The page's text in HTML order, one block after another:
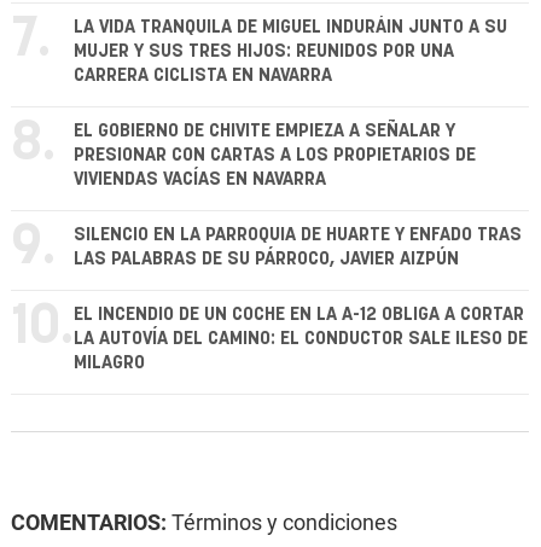
7.
LA VIDA TRANQUILA DE MIGUEL INDURÁIN JUNTO A SU
MUJER Y SUS TRES HIJOS: REUNIDOS POR UNA
CARRERA CICLISTA EN NAVARRA
8.
EL GOBIERNO DE CHIVITE EMPIEZA A SEÑALAR Y
PRESIONAR CON CARTAS A LOS PROPIETARIOS DE
VIVIENDAS VACÍAS EN NAVARRA
9.
SILENCIO EN LA PARROQUIA DE HUARTE Y ENFADO TRAS
LAS PALABRAS DE SU PÁRROCO, JAVIER AIZPÚN
10. EL INCENDIO DE UN COCHE EN LA A-12 OBLIGA A CORTAR
LA AUTOVÍA DEL CAMINO: EL CONDUCTOR SALE ILESO DE
MILAGRO
COMENTARIOS: Términos y condiciones